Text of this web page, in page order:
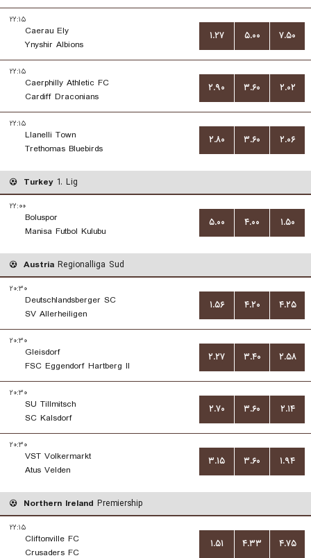
۲۲:۱۵
Caerau Ely
Ynyshir Albions
۱.۲۷ ۵.۰۰ ۷.۵۰
۲۲:۱۵
Caerphilly Athletic FC
Cardiff Draconians
۲.۹۰ ۳.۶۰ ۲.۰۲
۲۲:۱۵
Llanelli Town
Trethomas Bluebirds
۲.۸۰ ۳.۶۰ ۲.۰۶
Turkey 1. Lig
۲۲:۰۰
Boluspor
Manisa Futbol Kulubu
۵.۰۰ ۴.۰۰ ۱.۵۰
Austria Regionalliga Sud
۲۰:۳۰
Deutschlandsberger SC
SV Allerheiligen
۱.۵۶ ۴.۲۰ ۴.۲۵
۲۰:۳۰
Gleisdorf
FSC Eggendorf Hartberg II
۲.۲۷ ۳.۴۰ ۲.۵۸
۲۰:۳۰
SU Tillmitsch
SC Kalsdorf
۲.۷۰ ۳.۶۰ ۲.۱۴
۲۰:۳۰
VST Volkermarkt
Atus Velden
۳.۱۵ ۳.۶۰ ۱.۹۴
Northern Ireland Premiership
۲۲:۱۵
Cliftonville FC
Crusaders FC
۱.۵۱ ۴.۳۳ ۴.۷۵